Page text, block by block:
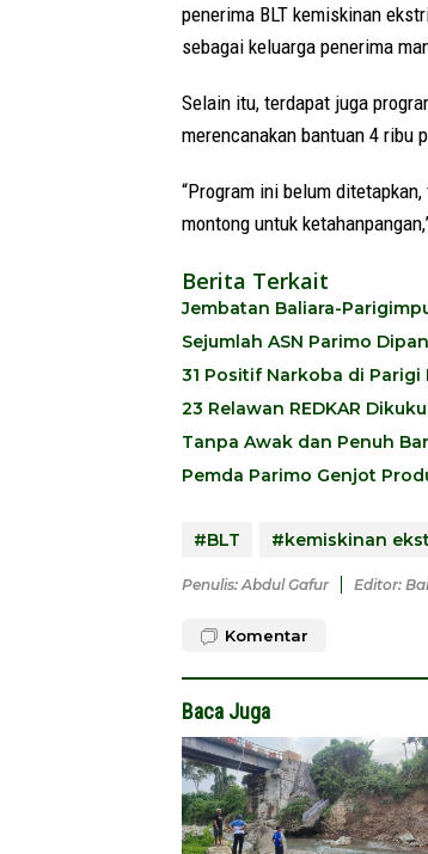
penerima BLT kemiskinan
sebagai keluarga penerima
Selain itu, terdapat juga
merencanakan bantuan 4 ribu
“Program ini belum
montong untuk
Berita Terkait
Jembatan Baliara-
Sejumlah ASN Parimo
31 Positif Narkoba di Parigi
23 Relawan REDKAR
Tanpa Awak dan Penuh
Pemda Parimo Genjot
#BLT #kemiskinan
Penulis: Abdul Gafur Editor:
Komentar
Baca Juga